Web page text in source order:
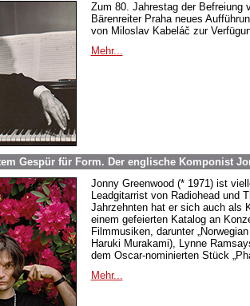
Zum 80. Jahrestag der Befreiung
Bärenreiter Praha neues
von Miloslav Kabeláč zur
Mehr...
Gespür für Form. Der englische Komponist
Jonny Greenwood (* 1971) ist
Leadgitarrist von Radiohead und
Jahrzehnten hat er sich auch als
einem gefeierten Katalog an
Filmmusiken, darunter
Haruki Murakami), Lynne
dem Oscar-nominierten Stück
Mehr...